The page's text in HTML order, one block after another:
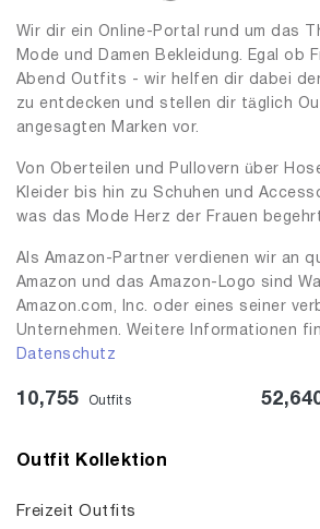
Wir dir ein Online-Portal rund um das
Mode und Damen Bekleidung. Egal ob
Abend Outfits - wir helfen dir dabei
zu entdecken und stellen dir täglich
angesagten Marken vor.
Von Oberteilen und Pullovern über
Kleider bis hin zu Schuhen und
was das Mode Herz der Frauen
Als Amazon-Partner verdienen wir an
Amazon und das Amazon-Logo sind
Amazon.com, Inc. oder eines seiner
Unternehmen. Weitere Informationen
Datenschutz
10,755 Outfits
Outfit Kollektion
Freizeit Outfits